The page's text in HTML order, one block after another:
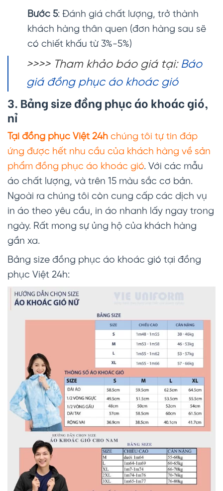
Bước 5: Đánh giá chất lượng, trở thành
khách hàng thân quen (đơn hàng sau sẽ
có chiết khấu từ 3%-5%)
>>>> Tham khảo báo giá tại: Báo
giá đồng phục áo khoác gió
3. Bảng size đồng phục áo khoác gió,
nỉ
Tại đồng phục Việt 24h chúng tôi tự tin đáp
ứng được hết nhu cầu của khách hàng về sản
phẩm đồng phục áo khoác gió. Với các mẫu
áo chất lượng, và trên 15 màu sắc cơ bản.
Ngoài ra chúng tôi còn cung cấp các dịch vụ
in áo theo yêu cầu, in áo nhanh lấy ngay trong
ngày. Rất mong sự ủng hộ của khách hàng
gần xa.
Bảng size đồng phục áo khoác gió tại đồng
phục Việt 24h: